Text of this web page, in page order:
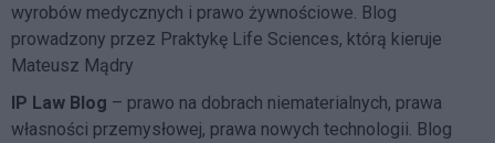
wyrobów medycznych i prawo żywnościowe. Blog
prowadzony przez Praktykę Life Sciences, którą kieruje
Mateusz Mądry
IP Law Blog – prawo na dobrach niematerialnych, prawa
własności przemysłowej, prawa nowych technologii. Blog